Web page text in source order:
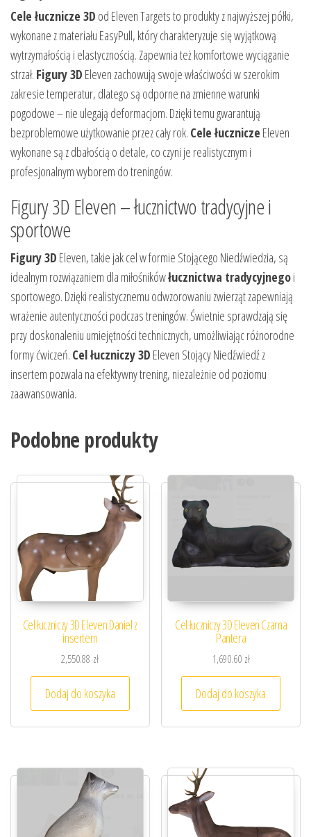
Cele łucznicze 3D od Eleven Targets to produkty z najwyższej półki,
wykonane z materiału EasyPull, który charakteryzuje się wyjątkową
wytrzymałością i elastycznością. Zapewnia też komfortowe wyciąganie
strzał. Figury 3D Eleven zachowują swoje właściwości w szerokim
zakresie temperatur, dlatego są odporne na zmienne warunki
pogodowe – nie ulegają deformacjom. Dzięki temu gwarantują
bezproblemowe użytkowanie przez cały rok. Cele łucznicze Eleven
wykonane są z dbałością o detale, co czyni je realistycznym i
profesjonalnym wyborem do treningów.
Figury 3D Eleven – łucznictwo tradycyjne i
sportowe
Figury 3D Eleven, takie jak cel w formie Stojącego Niedźwiedzia, są
idealnym rozwiązaniem dla miłośnikówłucznictwa tradycyjnegoi
sportowego. Dzięki realistycznemu odwzorowaniu zwierząt zapewniają
wrażenie autentyczności podczas treningów. Świetnie sprawdzają się
przy doskonaleniu umiejętności technicznych, umożliwiając różnorodne
formy ćwiczeń. Cel łuczniczy 3D Eleven Stojący Niedźwiedź z
insertem pozwala na efektywny trening, niezależnie od poziomu
zaawansowania.
Podobne produkty
Cel łuczniczy 3D Eleven Daniel z
insertem
2,550.88 zł
Dodaj do koszyka
Cel łuczniczy 3D Eleven Czarna
Pantera
1,690.60 zł
Dodaj do koszyka